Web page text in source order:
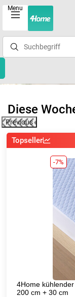
Menu
Diese
Previous
Topseller
-7%
4Home
200 cm + 30 cm